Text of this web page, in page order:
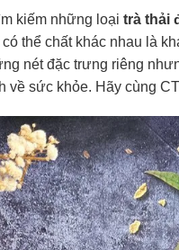
kiếm những loại trà thải
thể chất khác nhau là
nét đặc trưng riêng
về sức khỏe. Hãy cùng